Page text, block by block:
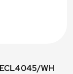
ECL4045/WH